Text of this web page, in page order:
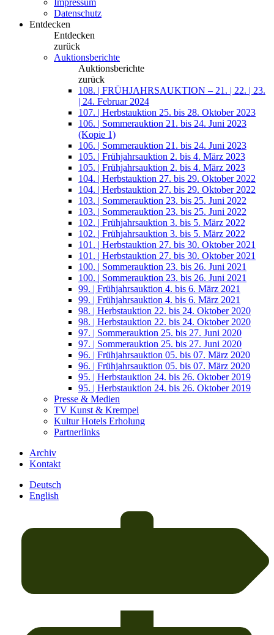
Impressum
Datenschutz
Entdecken
Entdecken
zurück
Auktionsberichte
Auktionsberichte
zurück
108. | FRÜHJAHRSAUKTION – 21. | 22. | 23.
| 24. Februar 2024
107. | Herbstauktion 25. bis 28. Oktober 2023
106. | Sommerauktion 21. bis 24. Juni 2023
(Kopie 1)
106. | Sommerauktion 21. bis 24. Juni 2023
105. | Frühjahrsauktion 2. bis 4. März 2023
105. | Frühjahrsauktion 2. bis 4. März 2023
104. | Herbstauktion 27. bis 29. Oktober 2022
104. | Herbstauktion 27. bis 29. Oktober 2022
103. | Sommerauktion 23. bis 25. Juni 2022
103. | Sommerauktion 23. bis 25. Juni 2022
102. | Frühjahrsauktion 3. bis 5. März 2022
102. | Frühjahrsauktion 3. bis 5. März 2022
101. | Herbstauktion 27. bis 30. Oktober 2021
101. | Herbstauktion 27. bis 30. Oktober 2021
100. | Sommerauktion 23. bis 26. Juni 2021
100. | Sommerauktion 23. bis 26. Juni 2021
99. | Frühjahrsauktion 4. bis 6. März 2021
99. | Frühjahrsauktion 4. bis 6. März 2021
98. | Herbstauktion 22. bis 24. Oktober 2020
98. | Herbstauktion 22. bis 24. Oktober 2020
97. | Sommerauktion 25. bis 27. Juni 2020
97. | Sommerauktion 25. bis 27. Juni 2020
96. | Frühjahrsauktion 05. bis 07. März 2020
96. | Frühjahrsauktion 05. bis 07. März 2020
95. | Herbstauktion 24. bis 26. Oktober 2019
95. | Herbstauktion 24. bis 26. Oktober 2019
Presse & Medien
TV Kunst & Krempel
Kultur Hotels Erholung
Partnerlinks
Archiv
Kontakt
Deutsch
English